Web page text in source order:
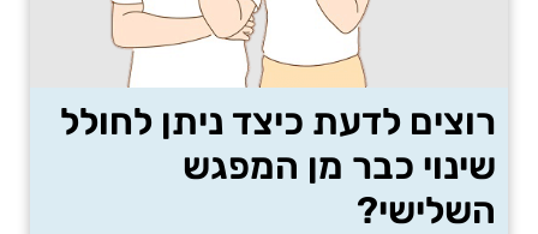
רוצים לדעת כיצד ניתן לחולל
שינוי כבר מן המפגש
השלישי?